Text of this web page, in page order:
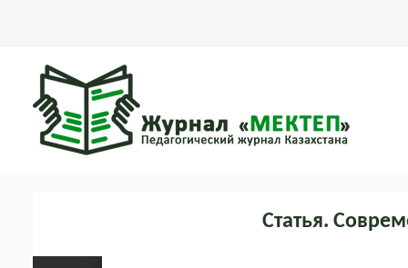
Статья.